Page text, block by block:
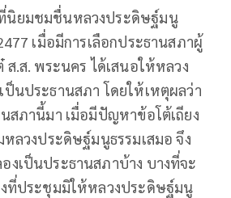
นิยมชมชื่นหลวงประดิษฐ์มนู
เมื่อมีการเลือกประธานสภาผู้
.ส. พระนคร ได้เสนอให้หลวง
นประธานสภา โดยให้เหตุผลว่า
นสภานี้มา เมื่อมีปัญหาข้อโต้เถียง
ลวงประดิษฐ์มนูธรรมเสมอ จึง
งเป็นประธานสภาบ้าง บางที่จะ
ที่ประชุมมิให้หลวงประดิษฐ์มนู